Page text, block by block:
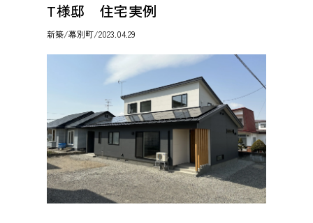
T様邸 住宅実例
新築/幕別町/2023.04.29